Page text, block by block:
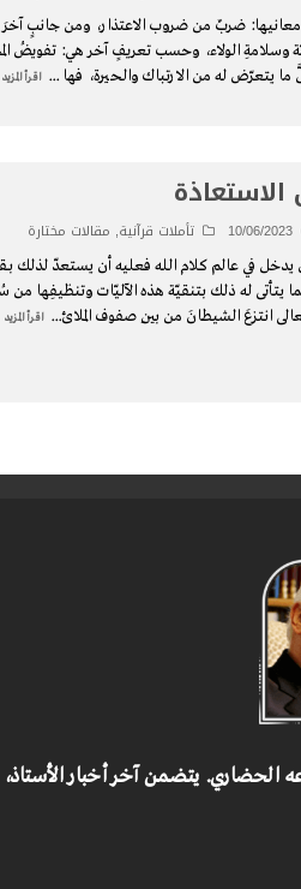
معانيها: ضربٌ من ضروب الاعتذار، ومن جانبٍ
وسلامةِ الولاء، وحسب تعريفٍ آخر هي: تفويضُ
ما يتعرّض له من الارتباك والحيرة، فها... اقرأ المزيد
10/06/2023 تأملات قرآنية, مقالات مختارة
يدخل في عالم كلام الله فعليه أن يستعدّ لذلك
يتأتى له ذلك بتنقيّة هذه الآليّات وتنظيفِها من
انتزعَ الشيطانَ من بينِ صفوف الملائ... اقرأ المزيد
الحضاري. يتضمن آخر أخبار